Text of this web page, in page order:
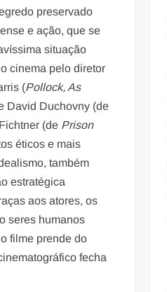
preservado
e ação, que se
situação
cinema pelo diretor
(Pollock, As
David Duchovny (de
(de Prison
éticos e mais
também
estratégica
aos atores, os
seres humanos
filme prende do
fecha